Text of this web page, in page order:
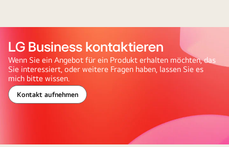
LG Business kontaktieren
Wenn Sie ein Angebot für ein Produkt erhalten möchten, das
Sie interessiert, oder weitere Fragen haben, lassen Sie es
mich bitte wissen.
Kontakt aufnehmen